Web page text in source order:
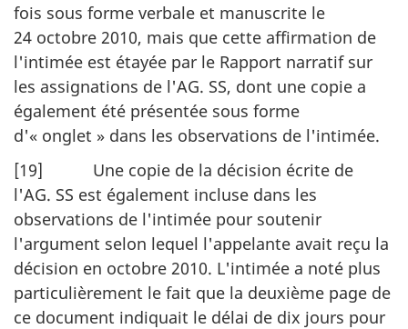
fois sous forme verbale et manuscrite le
24 octobre 2010, mais que cette affirmation de
l'intimée est étayée par le Rapport narratif sur
les assignations de l'AG. SS, dont une copie a
également été présentée sous forme
d'« onglet » dans les observations de l'intimée.
[19] Une copie de la décision écrite de
l'AG. SS est également incluse dans les
observations de l'intimée pour soutenir
l'argument selon lequel l'appelante avait reçu la
décision en octobre 2010. L'intimée a noté plus
particulièrement le fait que la deuxième page de
ce document indiquait le délai de dix jours pour